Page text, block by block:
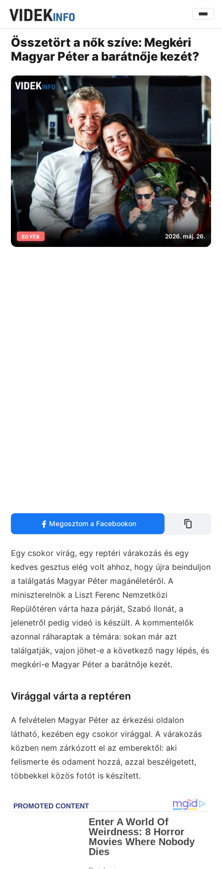
Összetört a nők szíve: Megkéri
Magyar Péter a barátnője kezét?
EGYÉB 2026. máj. 26.
Megosztom a Facebookon
Egy csokor virág, egy reptéri várakozás és egy
kedves gesztus elég volt ahhoz, hogy újra beinduljon
a találgatás Magyar Péter magánéletéről. A
miniszterelnök a Liszt Ferenc Nemzetközi
Repülőtéren várta haza párját, Szabó Ilonát, a
jelenetről pedig videó is készült. A kommentelők
azonnal ráharaptak a témára: sokan már azt
találgatják, vajon jöhet-e a következő nagy lépés, és
megkéri-e Magyar Péter a barátnője kezét.
Virággal várta a reptéren
A felvételen Magyar Péter az érkezési oldalon
látható, kezében egy csokor virággal. A várakozás
közben nem zárkózott el az emberektől: aki
felismerte és odament hozzá, azzal beszélgetett,
többekkel közös fotót is készített.